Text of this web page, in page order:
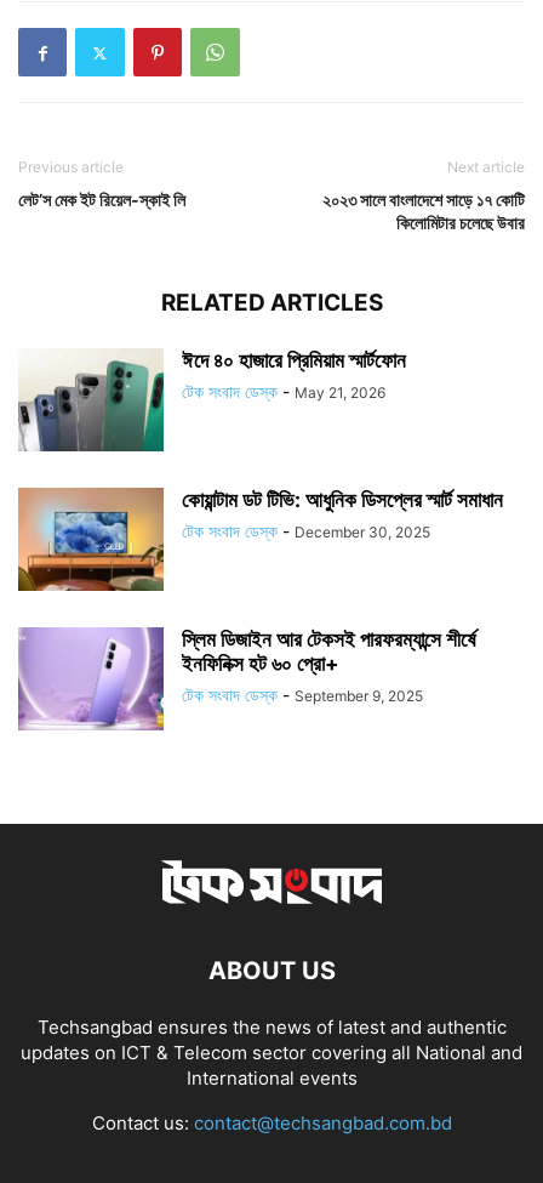
Previous article
লেট’স মেক ইট রিয়েল-স্কাই লি
Next article
২০২৩ সালে বাংলাদেশে সাড়ে ১৭ কোটি
কিলোমিটার চলেছে উবার
RELATED ARTICLES
ঈদে ৪০ হাজারে প্রিমিয়াম স্মার্টফোন
টেক সংবাদ ডেস্ক - May 21, 2026
কোয়ান্টাম ডট টিভি: আধুনিক ডিসপ্লের স্মার্ট সমাধান
টেক সংবাদ ডেস্ক - December 30, 2025
স্লিম ডিজাইন আর টেকসই পারফরম্যান্সে শীর্ষে
ইনফিনিক্স হট ৬০ প্রো+
টেক সংবাদ ডেস্ক - September 9, 2025
ABOUT US
Techsangbad ensures the news of latest and authentic
updates on ICT & Telecom sector covering all National and
International events
Contact us: contact@techsangbad.com.bd